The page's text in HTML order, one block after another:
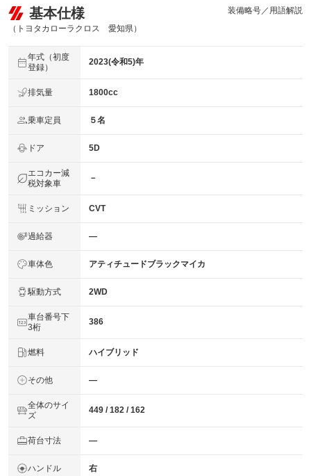
基本仕様
（トヨタカローラクロス 愛知県）
装備略号／用語解説
年式（初度
登録）
2023(令和5)年
排気量 1800cc
乗車定員 ５名
ドア 5D
エコカー減
税対象車
－
ミッション CVT
過給器 ―
車体色 アティチュードブラックマイカ
駆動方式 2WD
車台番号下
3桁
386
燃料 ハイブリッド
その他 ―
全体のサイ
ズ
449 / 182 / 162
荷台寸法 ―
ハンドル 右